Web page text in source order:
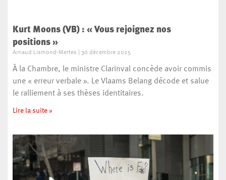
Kurt Moons (VB) : « Vous rejoignez nos
positions »
Arnaud Lismond-Mertes 30 décembre 2025
À la Chambre, le ministre Clarinval concède avoir commis
une « erreur verbale ». Le Vlaams Belang décode et salue
le ralliement à ses thèses identitaires.
Lire la suite »